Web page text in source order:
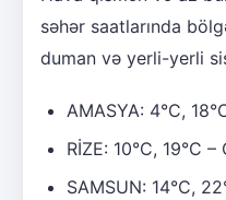
səhər saatlarında
duman və yerli-yerli
AMASYA: 4°C,
RİZE: 10°C, 19°C
SAMSUN: 14°C,